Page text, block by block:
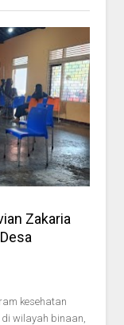
Zakaria
kesehatan
wilayah binaan,